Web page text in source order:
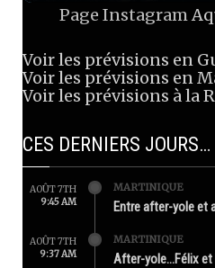
Page Instagram
Voir les prévisions en
Voir les prévisions en
Voir les prévisions à la
CES DERNIERS JOURS…
AOÛT 7TH
9:45 AM
MARTINIQUE
Entre after-yole et
AOÛT 7TH
9:37 AM
MARTINIQUE
After-yole…Félix et